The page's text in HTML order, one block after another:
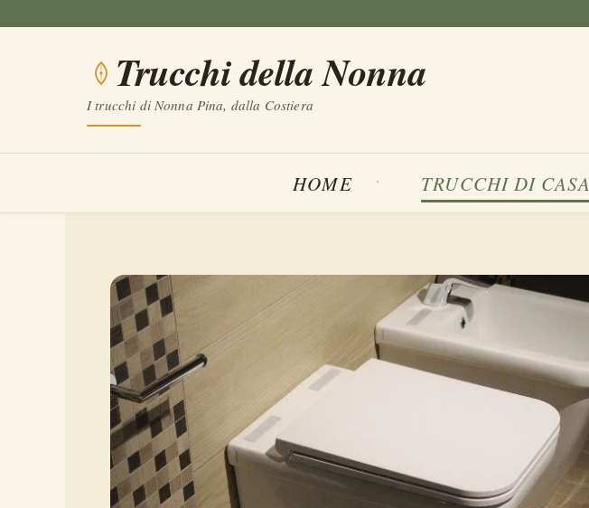
contenuto
Trucchi della Nonna
I trucchi di Nonna Pina, dalla Costiera
HOME TRUCCHI DI CASA